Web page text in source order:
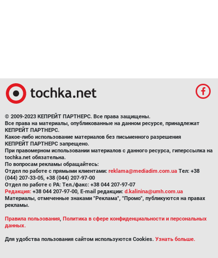
© 2009-2023 КЕПРЕЙТ ПАРТНЕРС. Все права защищены.
Все права на материалы, опубликованные на данном ресурсе, принадлежат
КЕПРЕЙТ ПАРТНЕРС.
Какое-либо использование материалов без письменного разрешения
КЕПРЕЙТ ПАРТНЕРС запрещено.
При правомерном использовании материалов с данного ресурса, гиперссылка на
tochka.net обязательна.
По вопросам рекламы обращайтесь:
Отдел по работе с прямыми клиентами: reklama@mediadim.com.ua Тел: +38
(044) 207-33-05, +38 (044) 207-97-00
Отдел по работе с РА: Тел./факс: +38 044 207-97-07
Редакция: +38 044 207-97-00, E-mail редакции: d.kalinina@umh.com.ua
Материалы, отмеченные знаками "Реклама", "Промо", публикуются на правах
рекламы.
Правила пользования, Политика в сфере конфиденциальности и персональных
данных.
Для удобства пользования сайтом используются Cookies. Узнать больше.